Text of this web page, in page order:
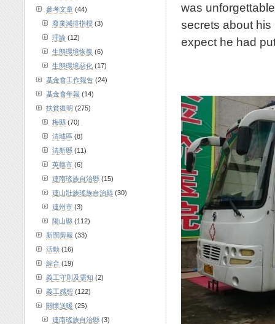
was
secrets about his
expect he had
參考文章 (44)
廢棄減排指標 (3)
理論 (12)
生態環境恢復 (6)
生態環境惡化 (17)
基金會工作報告 (24)
基金會年報 (14)
扶貧復明 (275)
梅縣 (70)
清城區 (8)
清新縣 (11)
英德市 (6)
連南瑤族自治縣 (15)
連山壯族瑤族自治縣 (30)
連州市 (3)
陽山縣 (112)
新聞剪報 (33)
活動 (16)
綜合 (19)
義工守則及需知 (2)
義工感想 (122)
關懷送暖 (25)
連南瑤族自治縣 (3)